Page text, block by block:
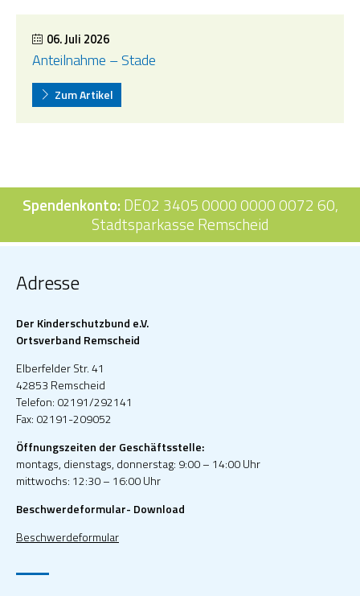
06. Juli 2026
Anteilnahme – Stade
Zum Artikel
Spendenkonto: DE02 3405 0000 0000 0072 60,
Stadtsparkasse Remscheid
Adresse
Der Kinderschutzbund e.V.
Ortsverband Remscheid
Elberfelder Str. 41
42853 Remscheid
Telefon: 02191/292141
Fax: 02191-209052
Öffnungszeiten der Geschäftsstelle:
montags, dienstags, donnerstag: 9:00 – 14:00 Uhr
mittwochs: 12:30 – 16:00 Uhr
Beschwerdeformular- Download
Beschwerdeformular